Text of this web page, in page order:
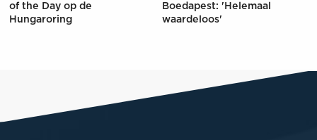
of the Day op de
Hungaroring
Boedapest: 'Helemaal
waardeloos'